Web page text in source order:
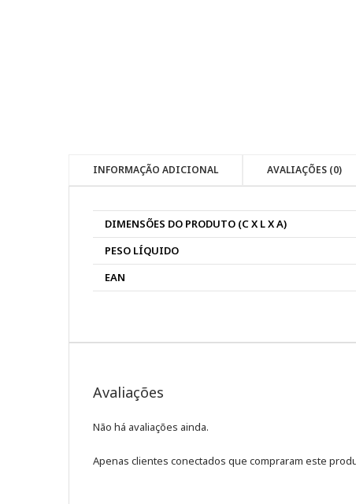
INFORMAÇÃO ADICIONAL AVALIAÇÕES (0)
DIMENSÕES DO PRODUTO (C X L X A)
PESO LÍQUIDO
EAN
Avaliações
Não há avaliações ainda.
Apenas clientes conectados que compraram este